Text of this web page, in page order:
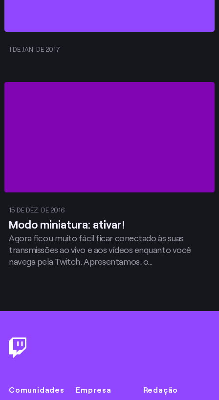
1 DE JAN. DE 2017
15 DE DEZ. DE 2016
Modo miniatura: ativar!
Agora ficou muito fácil ficar conectado às suas
transmissões ao vivo e aos vídeos enquanto você
navega pela Twitch. Apresentamos: o…
Comunidades Empresa Redação